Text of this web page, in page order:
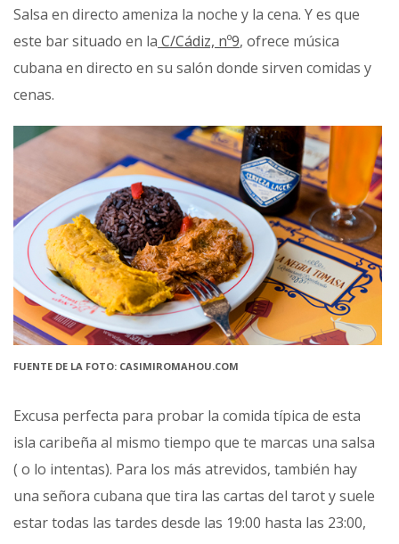
Salsa en directo ameniza la noche y la cena. Y es que
este bar situado en la C/Cádiz, nº9, ofrece música
cubana en directo en su salón donde sirven comidas y
cenas.
FUENTE DE LA FOTO: CASIMIROMAHOU.COM
Excusa perfecta para probar la comida típica de esta
isla caribeña al mismo tiempo que te marcas una salsa
( o lo intentas). Para los más atrevidos, también hay
una señora cubana que tira las cartas del tarot y suele
estar todas las tardes desde las 19:00 hasta las 23:00,